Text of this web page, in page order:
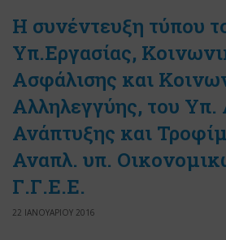
Η συνέντευξη τύπου
Yπ.Eργασίας,
Ασφάλισης και
Αλληλεγγύης, του Υπ.
Ανάπτυξης και
Αναπλ. υπ.
Γ.Γ.Ε.Ε.
22 ΙΑΝΟΥΑΡΙΟΥ 2016